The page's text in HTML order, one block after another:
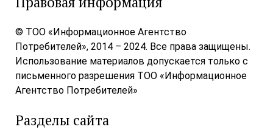
© ТОО «Информационное Агентство
Потребителей», 2014 – 2024. Все права защищены.
Использование материалов допускается только с
письменного разрешения ТОО «Информационное
Агентство Потребителей»
Разделы сайта